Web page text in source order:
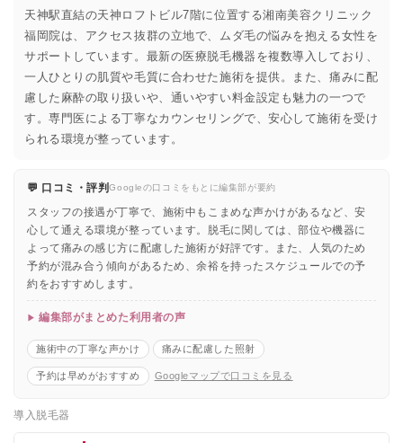
天神駅直結の天神ロフトビル7階に位置する湘南美容クリニック
福岡院は、アクセス抜群の立地で、ムダ毛の悩みを抱える女性を
サポートしています。最新の医療脱毛機器を複数導入しており、
一人ひとりの肌質や毛質に合わせた施術を提供。また、痛みに配
慮した麻酔の取り扱いや、通いやすい料金設定も魅力の一つで
す。専門医による丁寧なカウンセリングで、安心して施術を受け
られる環境が整っています。
💬 口コミ・評判Googleの口コミをもとに編集部が要約
スタッフの接遇が丁寧で、施術中もこまめな声かけがあるなど、安
心して通える環境が整っています。脱毛に関しては、部位や機器に
よって痛みの感じ方に配慮した施術が好評です。また、人気のため
予約が混み合う傾向があるため、余裕を持ったスケジュールでの予
約をおすすめします。
編集部がまとめた利用者の声
施術中の丁寧な声かけ 痛みに配慮した照射
予約は早めがおすすめ Googleマップで口コミを見る
導入脱毛器